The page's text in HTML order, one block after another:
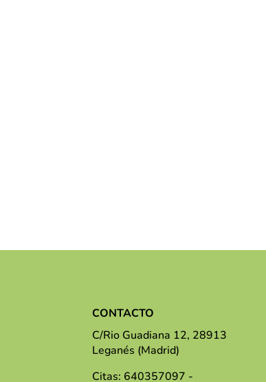
CONTACTO
C/Rio Guadiana 12, 28913
Leganés (Madrid)
Citas: 640357097 -